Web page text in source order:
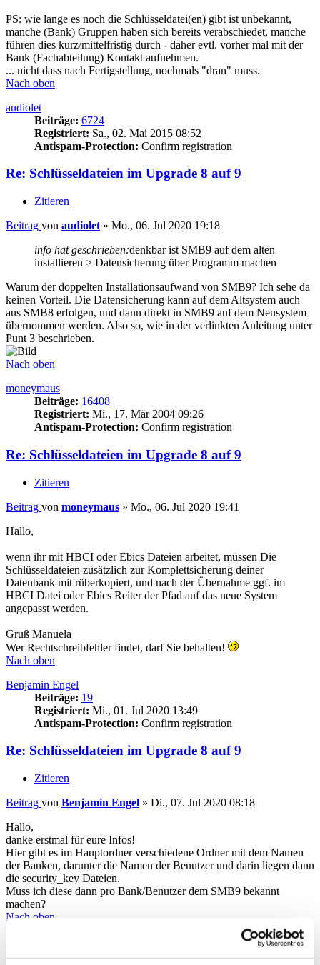
PS: wie lange es noch die Schlüsseldatei(en) gibt ist unbekannt,
manche (Bank) Gruppen haben sich bereits verabschiedet, manche
führen dies kurz/mittelfristig durch - daher evtl. vorher mal mit der
Bank (Fachabteilung) Kontakt aufnehmen.
... nicht dass nach Fertigstellung, nochmals "dran" muss.
Nach oben
audiolet
Beiträge: 6724
Registriert: Sa., 02. Mai 2015 08:52
Antispam-Protection: Confirm registration
Re: Schlüsseldateien im Upgrade 8 auf 9
Zitieren
Beitrag von audiolet » Mo., 06. Jul 2020 19:18
info hat geschrieben:denkbar ist SMB9 auf dem alten
installieren > Datensicherung über Programm machen
Warum der doppelten Installationsaufwand von SMB9? Ich sehe da
keinen Vorteil. Die Datensicherung kann auf dem Altsystem auch
aus SMB8 erfolgen, und dann direkt in SMB9 auf dem Neusystem
übernommen werden. Also so, wie in der verlinkten Anleitung unter
Punt 3 beschrieben.
Nach oben
moneymaus
Beiträge: 16408
Registriert: Mi., 17. Mär 2004 09:26
Antispam-Protection: Confirm registration
Re: Schlüsseldateien im Upgrade 8 auf 9
Zitieren
Beitrag von moneymaus » Mo., 06. Jul 2020 19:41
Hallo,
wenn ihr mit HBCI oder Ebics Dateien arbeitet, müssen Die
Schlüsseldateien zusätzlich zur Komplettsicherung deiner
Datenbank mit rüberkopiert, und nach der Übernahme ggf. im
HBCI Datei oder Ebics Reiter der Pfad auf das neue System
angepasst werden.
Gruß Manuela
Wer Rechtschreibfehler findet, darf Sie behalten!
Nach oben
Benjamin Engel
Beiträge: 19
Registriert: Mi., 01. Jul 2020 13:49
Antispam-Protection: Confirm registration
Re: Schlüsseldateien im Upgrade 8 auf 9
Zitieren
Beitrag von Benjamin Engel » Di., 07. Jul 2020 08:18
Hallo,
danke erstmal für eure Infos!
Hier gibt es im Hauptordner verschiedene Ordner mit dem Namen
der Banken, darunter die Namen der Benutzer und darin liegen dann
die security_key Dateien.
Muss ich diese dann pro Bank/Benutzer dem SMB9 bekannt
machen?
Nach oben